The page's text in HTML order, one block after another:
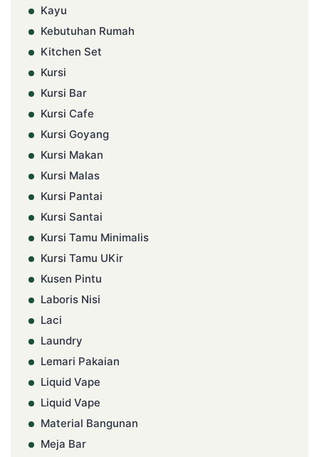
Kayu
Kebutuhan Rumah
Kitchen Set
Kursi
Kursi Bar
Kursi Cafe
Kursi Goyang
Kursi Makan
Kursi Malas
Kursi Pantai
Kursi Santai
Kursi Tamu Minimalis
Kursi Tamu UKir
Kusen Pintu
Laboris Nisi
Laci
Laundry
Lemari Pakaian
Liquid Vape
Liquid Vape
Material Bangunan
Meja Bar